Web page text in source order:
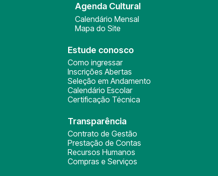
Agenda Cultural
Calendário Mensal
Mapa do Site
Estude conosco
Como ingressar
Inscrições Abertas
Seleção em Andamento
Calendário Escolar
Certificação Técnica
Transparência
Contrato de Gestão
Prestação de Contas
Recursos Humanos
Compras e Serviços